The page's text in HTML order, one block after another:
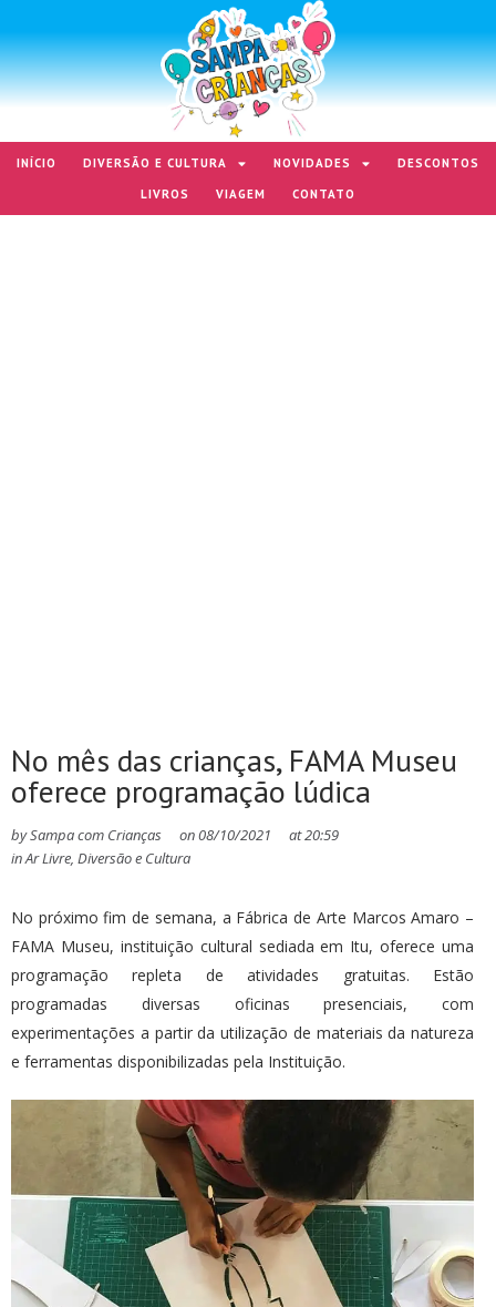
INÍCIO DIVERSÃO E CULTURA NOVIDADES
DESCONTOS
LIVROS
VIAGEM CONTATO
No mês das crianças, FAMA Museu
oferece programação lúdica
bySampa com Crianças on08/10/2021 at20:59
inAr Livre, Diversão e Cultura
No próximo fim de semana, a Fábrica de Arte Marcos Amaro –
FAMA Museu, instituição cultural sediada em Itu, oferece uma
programação repleta de atividades gratuitas. Estão
programadas diversas oficinas presenciais, com
experimentações a partir da utilização de materiais da natureza
e ferramentas disponibilizadas pela Instituição.